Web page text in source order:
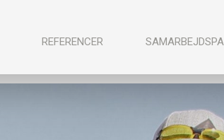
REFERENCER